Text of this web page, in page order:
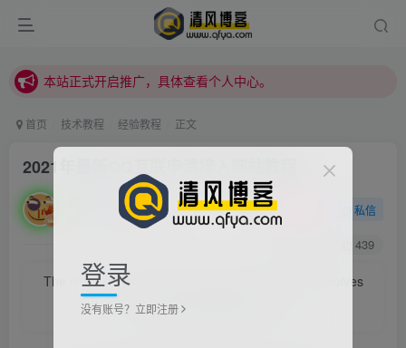
本站正式开启推广，具体查看个人中心。
本站正式开启推广，具体查看个人中心。
首页 技术教程 经验教程 正文
2021年最新QQ互联申请接入网站教程
2021/7/30/ 22:50更新
私信
439
The reason why a great man is great is that he resolves
to be a great man.
伟人之所以伟大，是因为他立志要成为伟大的人
登录
没有账号？立即注册